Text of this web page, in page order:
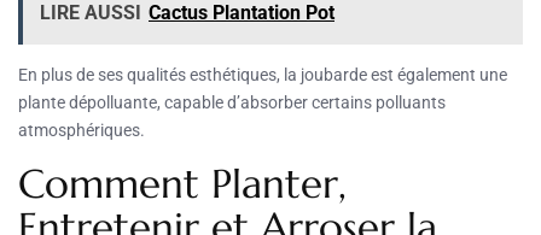
LIRE AUSSI Cactus Plantation Pot
En plus de ses qualités esthétiques, la joubarde est également une
plante dépolluante, capable d’absorber certains polluants
atmosphériques.
Comment Planter,